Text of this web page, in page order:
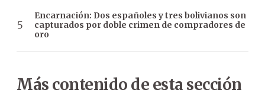
Encarnación: Dos españoles y tres bolivianos son
capturados por doble crimen de compradores de
oro
Más contenido de esta sección